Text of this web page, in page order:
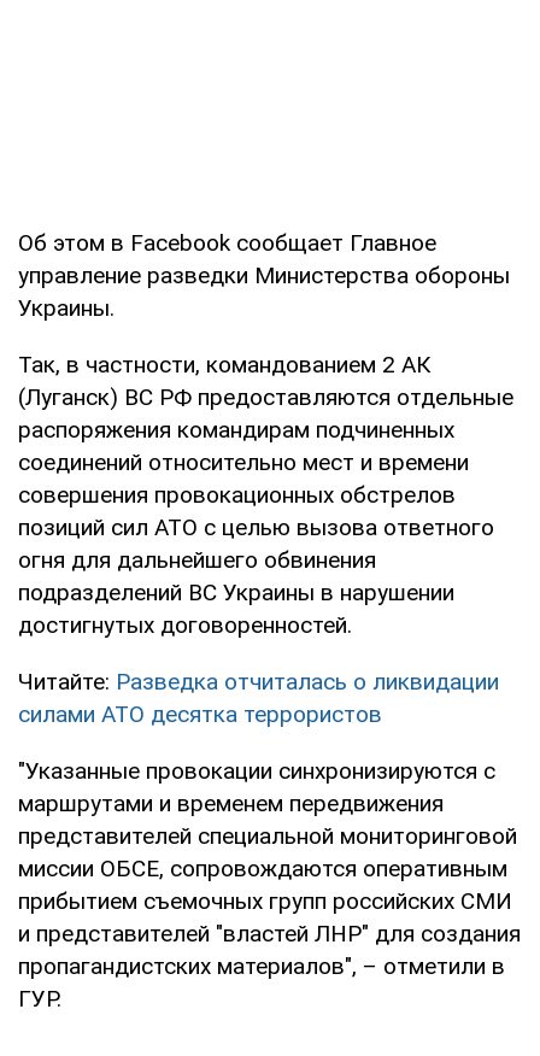
Об этом в Facebook сообщает Главное
управление разведки Министерства обороны
Украины.
Так, в частности, командованием 2 АК
(Луганск) ВС РФ предоставляются отдельные
распоряжения командирам подчиненных
соединений относительно мест и времени
совершения провокационных обстрелов
позиций сил АТО с целью вызова ответного
огня для дальнейшего обвинения
подразделений ВС Украины в нарушении
достигнутых договоренностей.
Читайте: Разведка отчиталась о ликвидации
силами АТО десятка террористов
"Указанные провокации синхронизируются с
маршрутами и временем передвижения
представителей специальной мониторинговой
миссии ОБСЕ, сопровождаются оперативным
прибытием съемочных групп российских СМИ
и представителей "властей ЛНР" для создания
пропагандистских материалов", – отметили в
ГУР.